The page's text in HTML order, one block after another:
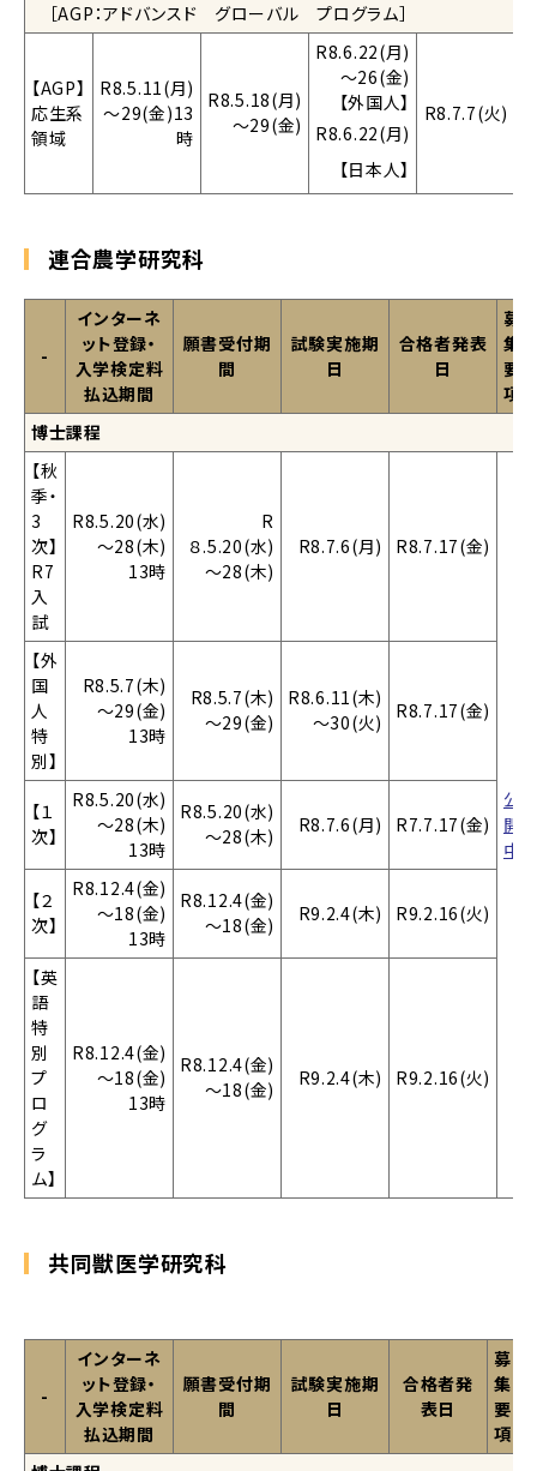
［AGP：アドバンスド グローバル プログラム］
【AGP】
応生系
領域
R8.5.11(月)
～29(金)13
時
R8.5.18(月)
～29(金)
R8.6.22(月)
～26(金)
【外国人】
R8.6.22(月)
【日本人】
R8.7.7(火)
連合農学研究科
-
インターネ
ット登録・
入学検定料
払込期間
願書受付期
間
試験実施期
日
合格者発表
日
募
集
要
項
博士課程
【秋
季・
3
次】
R7
入
試
R8.5.20(水)
～28(木)
13時
R
８.5.20(水)
～28(木)
R8.7.6(月) R8.7.17(金)
公
開
中
【外
国
人
特
別】
R8.5.7(木)
～29(金)
13時
R8.5.7(木)
～29(金)
R8.6.11(木)
～30(火)
R8.7.17(金)
【１
次】
R8.5.20(水)
～28(木)
13時
R8.5.20(水)
～28(木)
R8.7.6(月) R7.7.17(金)
【２
次】
R8.12.4(金)
～18(金)
13時
R8.12.4(金)
～18(金)
R9.2.4(木) R9.2.16(火)
【英
語
特
別
プ
ロ
グ
ラ
ム】
R8.12.4(金)
～18(金)
13時
R8.12.4(金)
～18(金)
R9.2.4(木) R9.2.16(火)
共同獣医学研究科
-
インターネ
ット登録・
入学検定料
払込期間
願書受付期
間
試験実施期
日
合格者発
表日
募
集
要
項